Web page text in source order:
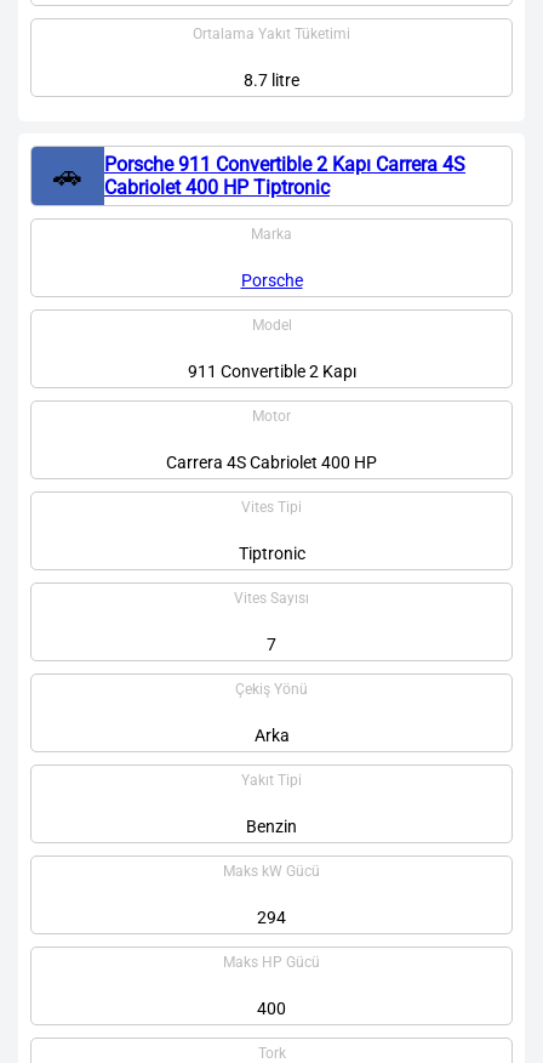
Ortalama Yakıt Tüketimi
8.7 litre
🚗
Porsche 911 Convertible 2 Kapı Carrera 4S
Cabriolet 400 HP Tiptronic
Marka
Porsche
Model
911 Convertible 2 Kapı
Motor
Carrera 4S Cabriolet 400 HP
Vites Tipi
Tiptronic
Vites Sayısı
7
Çekiş Yönü
Arka
Yakıt Tipi
Benzin
Maks kW Gücü
294
Maks HP Gücü
400
Tork